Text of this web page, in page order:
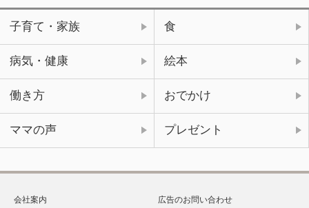
子育て・家族 食
病気・健康 絵本
働き方 おでかけ
ママの声 プレゼント
会社案内 広告のお問い合わせ